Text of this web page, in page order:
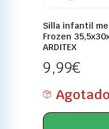
Silla infantil
Frozen
ARDITEX
9,99€
Agotado